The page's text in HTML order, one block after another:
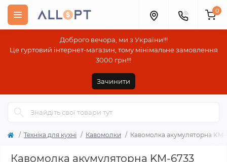
Доброго вечора, ми з України!!!
Це гуртовий інтернет-магазин, тому мінімальне замовлення
3000 грн!!!
Зачинити
0
Техніка для кухні Кавомолки Кавомолка акумуляторна KM-
Кавомолка акумуляторна KM-6733